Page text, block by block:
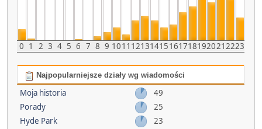
0 1 2 3 4 5 6 7 8 9 1011 121314151617181920212223
Najpopularniejsze działy wg wiadomości
Moja historia
49
Porady
25
Hyde Park
23